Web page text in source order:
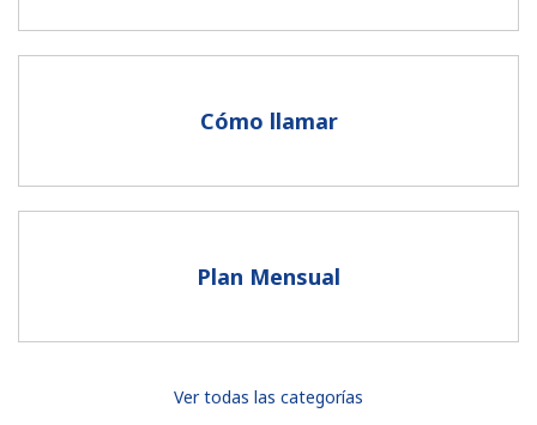
Al abrir una cuenta en este sitio web, estoy de acuerdo con
Cómo llamar
Plan Mensual
Ver todas las categorías